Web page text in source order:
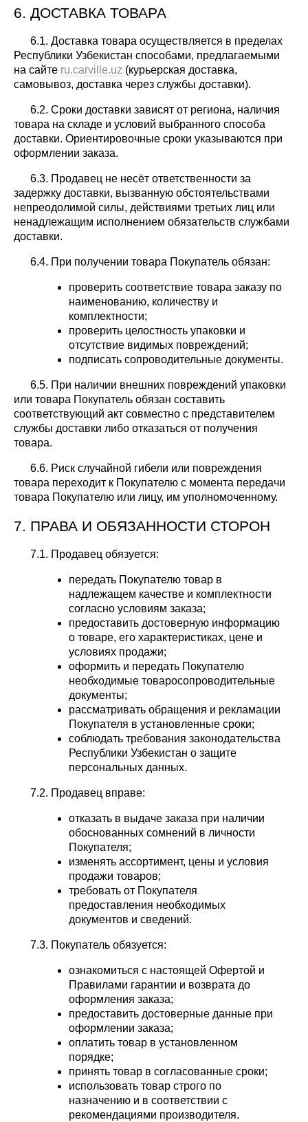
6. ДОСТАВКА ТОВАРА
6.1. Доставка товара осуществляется в пределах
Республики Узбекистан способами, предлагаемыми
на сайте ru.carville.uz (курьерская доставка,
самовывоз, доставка через службы доставки).
6.2. Сроки доставки зависят от региона, наличия
товара на складе и условий выбранного способа
доставки. Ориентировочные сроки указываются при
оформлении заказа.
6.3. Продавец не несёт ответственности за
задержку доставки, вызванную обстоятельствами
непреодолимой силы, действиями третьих лиц или
ненадлежащим исполнением обязательств службами
доставки.
6.4. При получении товара Покупатель обязан:
проверить соответствие товара заказу по
наименованию, количеству и
комплектности;
проверить целостность упаковки и
отсутствие видимых повреждений;
подписать сопроводительные документы.
6.5. При наличии внешних повреждений упаковки
или товара Покупатель обязан составить
соответствующий акт совместно с представителем
службы доставки либо отказаться от получения
товара.
6.6. Риск случайной гибели или повреждения
товара переходит к Покупателю с момента передачи
товара Покупателю или лицу, им уполномоченному.
7. ПРАВА И ОБЯЗАННОСТИ СТОРОН
7.1. Продавец обязуется:
передать Покупателю товар в
надлежащем качестве и комплектности
согласно условиям заказа;
предоставить достоверную информацию
о товаре, его характеристиках, цене и
условиях продажи;
оформить и передать Покупателю
необходимые товаросопроводительные
документы;
рассматривать обращения и рекламации
Покупателя в установленные сроки;
соблюдать требования законодательства
Республики Узбекистан о защите
персональных данных.
7.2. Продавец вправе:
отказать в выдаче заказа при наличии
обоснованных сомнений в личности
Покупателя;
изменять ассортимент, цены и условия
продажи товаров;
требовать от Покупателя
предоставления необходимых
документов и сведений.
7.3. Покупатель обязуется:
ознакомиться с настоящей Офертой и
Правилами гарантии и возврата до
оформления заказа;
предоставить достоверные данные при
оформлении заказа;
оплатить товар в установленном
порядке;
принять товар в согласованные сроки;
использовать товар строго по
назначению и в соответствии с
рекомендациями производителя.